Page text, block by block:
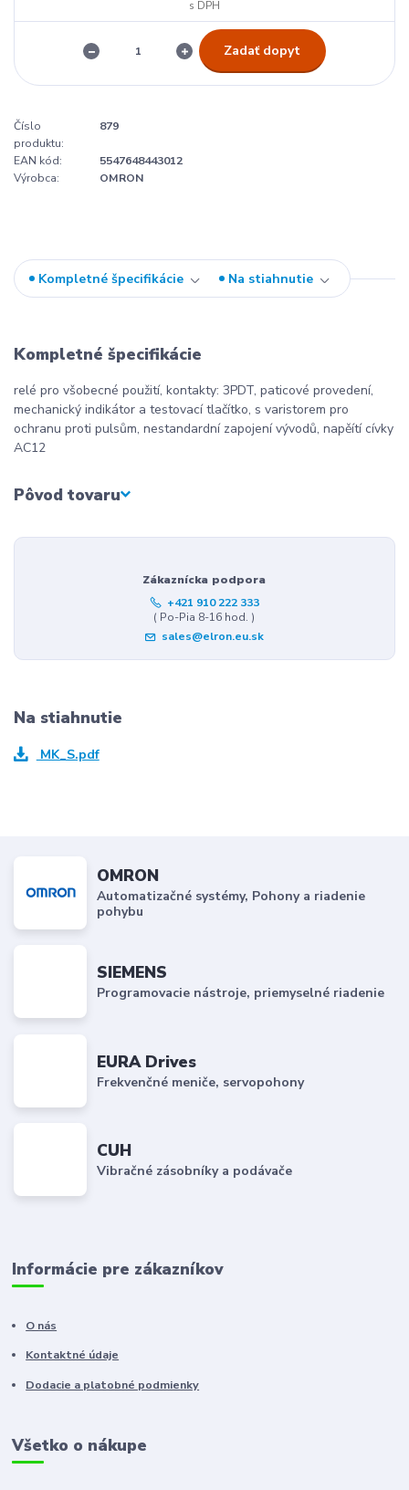
Zadať dopyt
Číslo
produktu:
879
EAN kód:
5547648443012
Výrobca:
OMRON
Kompletné špecifikácie Na stiahnutie
Kompletné špecifikácie
relé pro všobecné použití, kontakty: 3PDT, paticové provedení,
mechanický indikátor a testovací tlačítko, s varistorem pro
ochranu proti pulsům, nestandardní zapojení vývodů, napěítí cívky
AC12
Pôvod tovaru
Zákaznícka podpora
+421 910 222 333
( Po-Pia 8-16 hod. )
sales@elron.eu.sk
Na stiahnutie
MK_S.pdf
OMRON
Automatizačné systémy, Pohony a riadenie
pohybu
SIEMENS
Programovacie nástroje, priemyselné riadenie
EURA Drives
Frekvenčné meniče, servopohony
CUH
Vibračné zásobníky a podávače
Informácie pre zákazníkov
O nás
Kontaktné údaje
Dodacie a platobné podmienky
Všetko o nákupe